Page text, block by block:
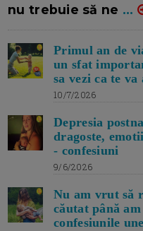
nu trebuie să ne ...
Primul an de
un sfat
sa vezi ca te va
10/7/2026
Depresia
dragoste,
- confesiuni
9/6/2026
Nu am vrut să
căutat până
confesiunile